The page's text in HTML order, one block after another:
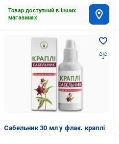
Товар доступний в інших
магазинах
Сабельник 30 мл у флак. краплі